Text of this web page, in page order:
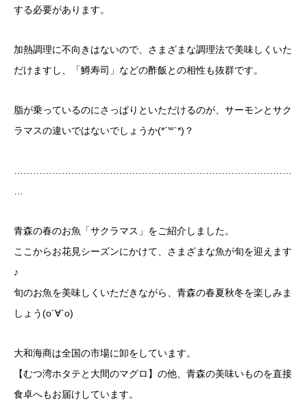
する必要があります。
加熱調理に不向きはないので、さまざまな調理法で美味しくいた
だけますし、「鱒寿司」などの酢飯との相性も抜群です。
脂が乗っているのにさっぱりといただけるのが、サーモンとサク
ラマスの違いではないでしょうか(*´꒳`*)？
青森の春のお魚「サクラマス」をご紹介しました。
ここからお花見シーズンにかけて、さまざまな魚が旬を迎えます
♪
旬のお魚を美味しくいただきながら、青森の春夏秋冬を楽しみま
しょう(о´∀`о)
大和海商は全国の市場に卸をしています。
【むつ湾ホタテと大間のマグロ】の他、青森の美味いものを直接
食卓へもお届けしています。